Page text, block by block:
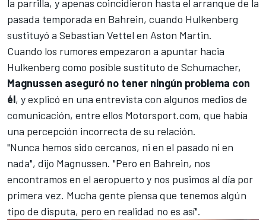
la parrilla, y apenas coincidieron hasta el arranque de la
pasada temporada en Bahrein, cuando Hulkenberg
sustituyó a Sebastian Vettel en Aston Martin.
Cuando los rumores empezaron a apuntar hacia
Hulkenberg como posible sustituto de Schumacher,
Magnussen aseguró no tener ningún problema con
él, y explicó en una entrevista con algunos medios de
comunicación, entre ellos Motorsport.com, que había
una percepción incorrecta de su relación.
"Nunca hemos sido cercanos, ni en el pasado ni en
nada", dijo Magnussen. "Pero en Bahrein, nos
encontramos en el aeropuerto y nos pusimos al día por
primera vez. Mucha gente piensa que tenemos algún
tipo de disputa, pero en realidad no es así".